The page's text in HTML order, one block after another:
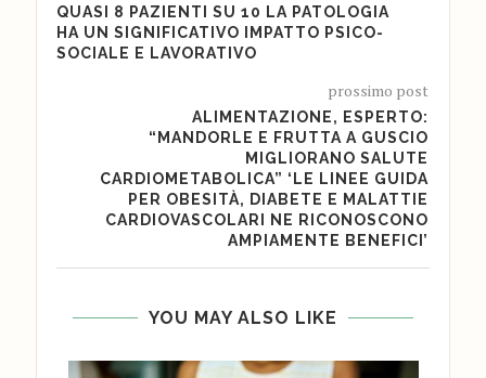
QUASI 8 PAZIENTI SU 10 LA PATOLOGIA
HA UN SIGNIFICATIVO IMPATTO PSICO-
SOCIALE E LAVORATIVO
prossimo post
ALIMENTAZIONE, ESPERTO:
“MANDORLE E FRUTTA A GUSCIO
MIGLIORANO SALUTE
CARDIOMETABOLICA” ‘LE LINEE GUIDA
PER OBESITÀ, DIABETE E MALATTIE
CARDIOVASCOLARI NE RICONOSCONO
AMPIAMENTE BENEFICI’
YOU MAY ALSO LIKE